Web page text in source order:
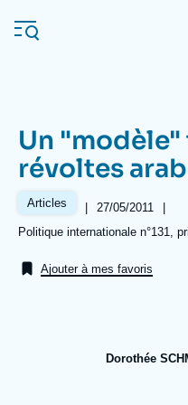
au
contenu
Navigation
principale
L'Ifri
Analyses
Un
révoltes
Articles |
Date
de
27/05/2011
|
Références
Politique internationale n°131,
Ajouter à mes favoris
Dorothée